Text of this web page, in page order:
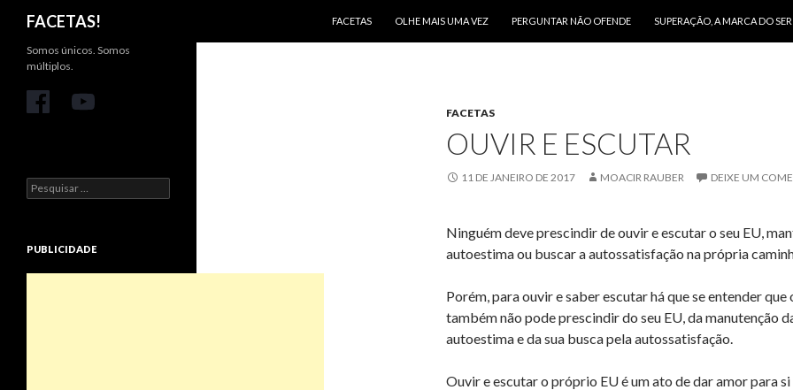
FACETAS!
FACETAS
OLHE MAIS UMA VEZ PERGUNTAR NÃO OFENDE SUPERAÇÃO, A MARCA DO
FACETAS
OUVIR E ESCUTAR
11 DE JANEIRO DE 2017 MOACIR RAUBER DEIXE UM
Ninguém deve prescindir de ouvir e escutar o seu EU,
autoestima ou buscar a autossatisfação na própria
Porém, para ouvir e saber escutar há que se entender que
também não pode prescindir do seu EU, da manutenção
autoestima e da sua busca pela autossatisfação.
Ouvir e escutar o próprio EU é um ato de dar amor para si
Somos únicos. Somos
múltiplos.
Pesquisar
por:
PUBLICIDADE